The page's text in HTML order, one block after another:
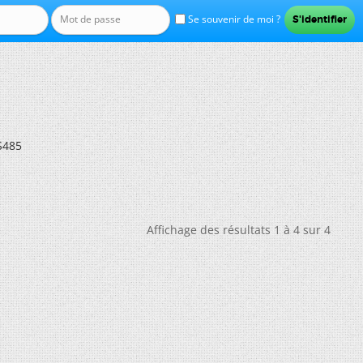
Se souvenir de moi ?
Affichage des résultats 1 à 4 sur 4